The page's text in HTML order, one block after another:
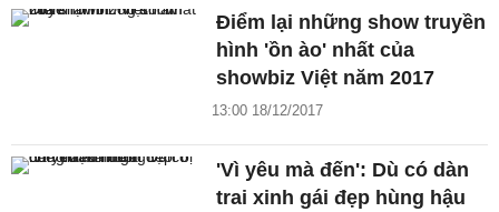
Điểm lại những show truyền
hình 'ồn ào' nhất của
showbiz Việt năm 2017
13:00 18/12/2017
'Vì yêu mà đến': Dù có dàn
trai xinh gái đẹp hùng hậu